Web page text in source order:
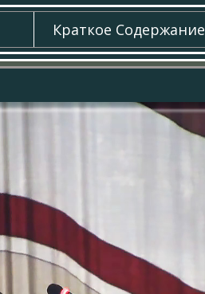
Краткое Содержание